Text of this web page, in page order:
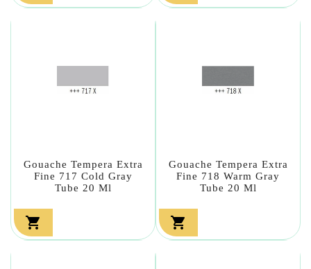
Gouache Tempera Extra
Fine 717 Cold Gray
Tube 20 Ml

Gouache Tempera Extra
Fine 718 Warm Gray
Tube 20 Ml
